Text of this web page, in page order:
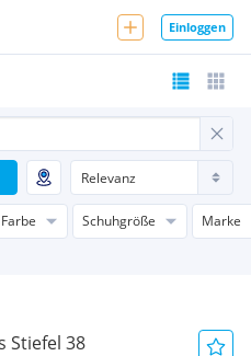
Einloggen
Farbe Schuhgröße
Marke
Stiefel 38